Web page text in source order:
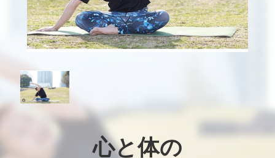
心と体の